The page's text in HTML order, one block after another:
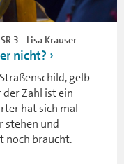
3 - Lisa Krauser
nicht?
gelb
Zahl ist ein
hat sich mal
stehen und
noch braucht.